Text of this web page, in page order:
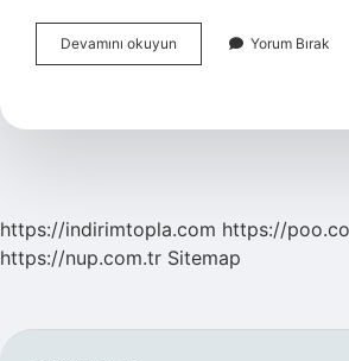
Devamını okuyun
Bula
Yorum Bırak
https://indirimtopla.com https://
https://nup.com.tr Sitemap